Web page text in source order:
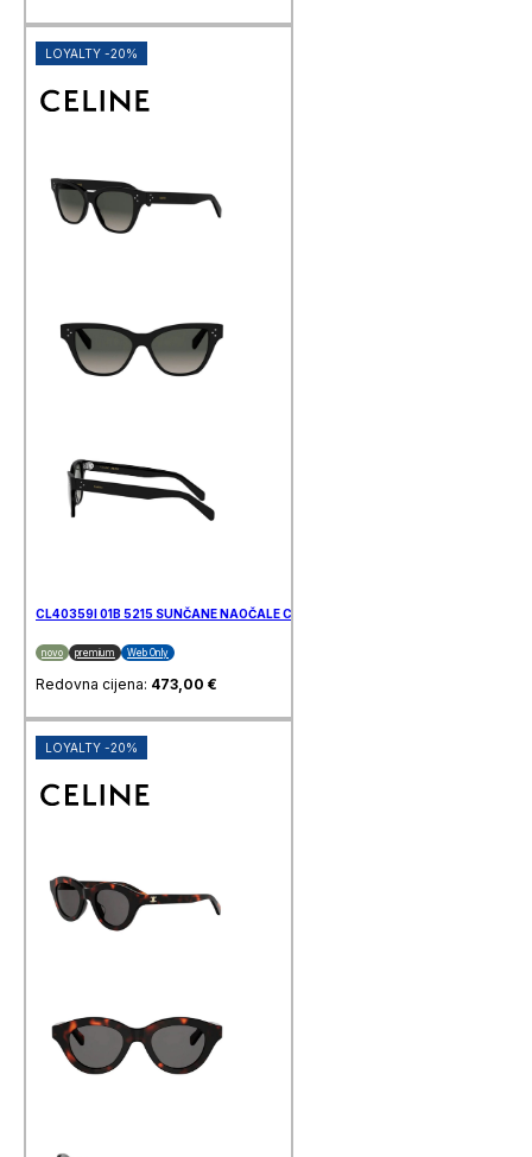
LOYALTY -20%
CL40359I 01B 5215 SUNČANE NAOČALE CELINE
novo premium Web Only
Redovna cijena: 473,00 €
LOYALTY -20%